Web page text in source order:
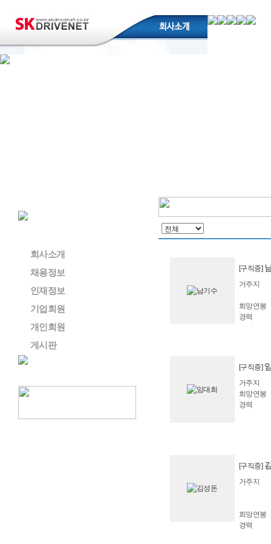
회사소개
채용정보
인재정보
기업회원
개인회원
게시판
[구직중]
거주지
희망연봉
경력
[구직중]
거주지
희망연봉
경력
[구직중]
거주지
희망연봉
경력